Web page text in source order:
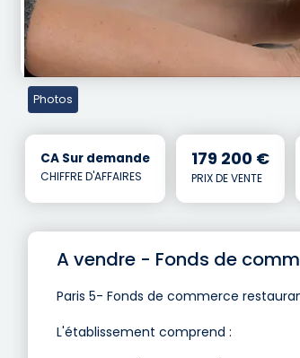
Photos
CA Sur demande
CHIFFRE D'AFFAIRES
179 200 €
PRIX DE VENTE
A vendre - Fonds de
Paris 5- Fonds de commerce
L'établissement comprend :